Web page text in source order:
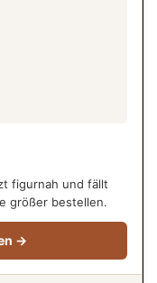
figurnah und fällt
größer bestellen.
→